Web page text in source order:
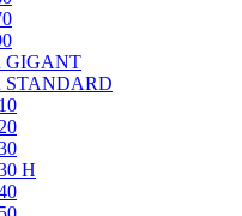
GIGANT
STANDARD
H